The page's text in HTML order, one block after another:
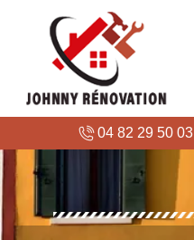
04 82 29 50 03